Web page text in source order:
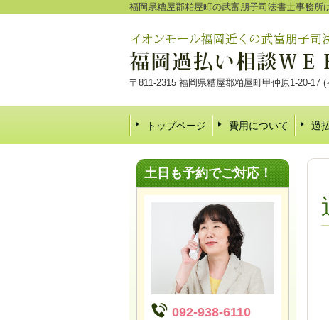
福岡県糟屋郡粕屋町の武富朋子司法書士事務所
〒811-2315 福岡県糟屋郡粕屋町甲仲原1-20-17
トップページ 費用について 過
土日も予約でご対応！
092-938-6110